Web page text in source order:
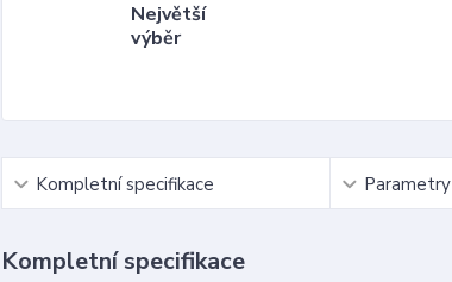
Největší
výběr
Kompletní specifikace Parametry
Kompletní specifikace